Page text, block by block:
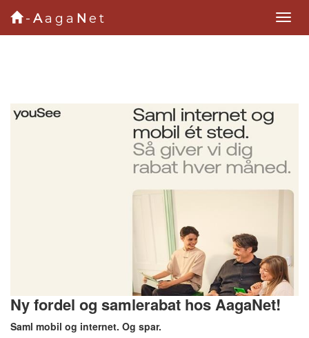
- Aaga N et
Ny fordel og samlerabat hos AagaNet!
Saml mobil og internet. Og spar.